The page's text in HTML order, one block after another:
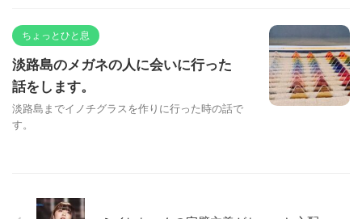
ちょっとひと息
淡路島のメガネの人に会いに行った
話をします。
淡路島までイノチグラスを作りに行った時の話で
す。